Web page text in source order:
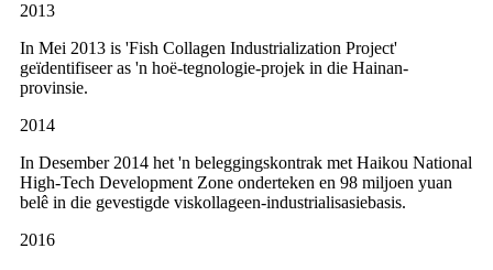
2013
In Mei 2013 is 'Fish Collagen Industrialization Project'
geïdentifiseer as 'n hoë-tegnologie-projek in die Hainan-
provinsie.
2014
In Desember 2014 het 'n beleggingskontrak met Haikou National
High-Tech Development Zone onderteken en 98 miljoen yuan
belê in die gevestigde viskollageen-industrialisasiebasis.
2016